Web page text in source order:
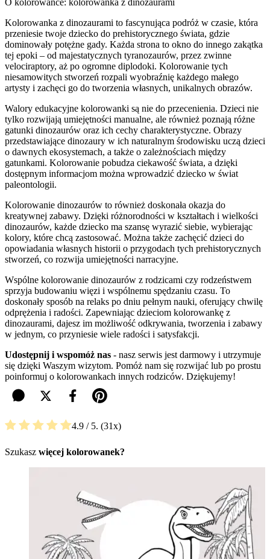
O kolorowance: kolorowanka z dinozaurami
Kolorowanka z dinozaurami to fascynująca podróż w czasie, która
przeniesie twoje dziecko do prehistorycznego świata, gdzie
dominowały potężne gady. Każda strona to okno do innego zakątka
tej epoki – od majestatycznych tyranozaurów, przez zwinne
velociraptory, aż po ogromne diplodoki. Kolorowanie tych
niesamowitych stworzeń rozpali wyobraźnię każdego małego
artysty i zachęci go do tworzenia własnych, unikalnych obrazów.
Walory edukacyjne kolorowanki są nie do przecenienia. Dzieci nie
tylko rozwijają umiejętności manualne, ale również poznają różne
gatunki dinozaurów oraz ich cechy charakterystyczne. Obrazy
przedstawiające dinozaury w ich naturalnym środowisku uczą dzieci
o dawnych ekosystemach, a także o zależnościach między
gatunkami. Kolorowanie pobudza ciekawość świata, a dzięki
dostępnym informacjom można wprowadzić dziecko w świat
paleontologii.
Kolorowanie dinozaurów to również doskonała okazja do
kreatywnej zabawy. Dzięki różnorodności w kształtach i wielkości
dinozaurów, każde dziecko ma szansę wyrazić siebie, wybierając
kolory, które chcą zastosować. Można także zachęcić dzieci do
opowiadania własnych historii o przygodach tych prehistorycznych
stworzeń, co rozwija umiejętności narracyjne.
Wspólne kolorowanie dinozaurów z rodzicami czy rodzeństwem
sprzyja budowaniu więzi i wspólnemu spędzaniu czasu. To
doskonały sposób na relaks po dniu pełnym nauki, oferujący chwilę
odprężenia i radości. Zapewniając dzieciom kolorowankę z
dinozaurami, dajesz im możliwość odkrywania, tworzenia i zabawy
w jednym, co przyniesie wiele radości i satysfakcji.
Udostępnij i wspomóż nas - nasz serwis jest darmowy i utrzymuje
się dzięki Waszym wizytom. Pomóż nam się rozwijać lub po prostu
poinformuj o kolorowankach innych rodziców. Dziękujemy!
4.9 / 5. 31
Szukasz więcej kolorowanek?